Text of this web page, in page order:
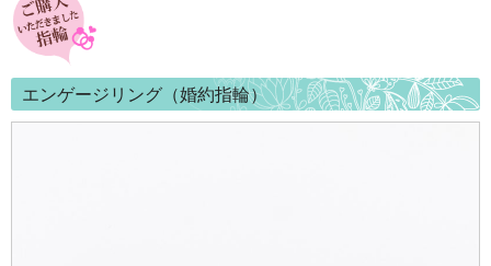
エンゲージリング（婚約指輪）